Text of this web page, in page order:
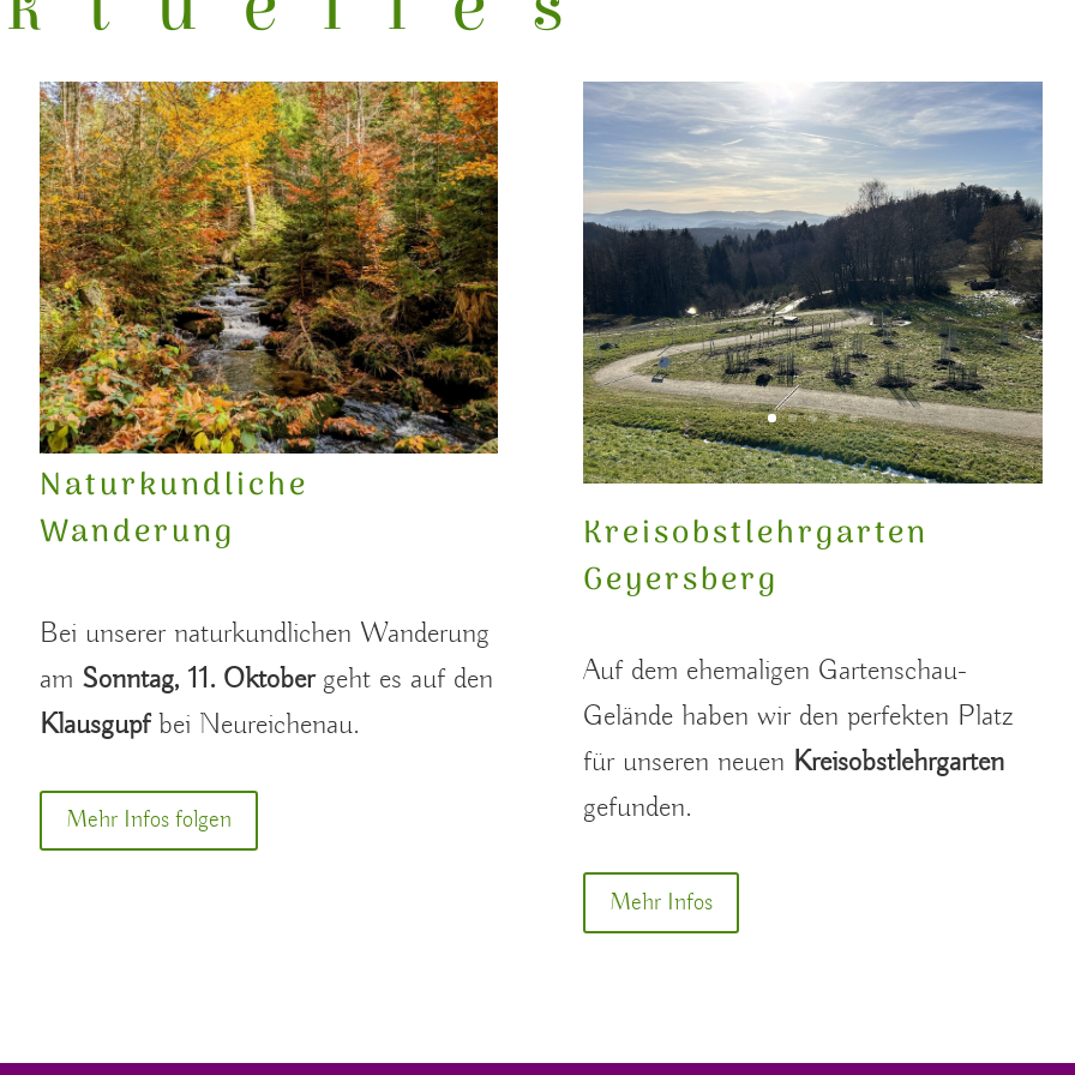
Naturkundliche
Wanderung
Bei unserer naturkundlichen Wanderung
am Sonntag, 11. Oktobergeht es auf den
Klausgupfbei Neureichenau.
Mehr Infos folgen
Kreisobstlehrgarten
Geyersberg
Auf dem ehemaligen Gartenschau-
Gelände haben wir den perfekten Platz
für unseren neuen Kreisobstlehrgarten
gefunden.
Mehr Infos